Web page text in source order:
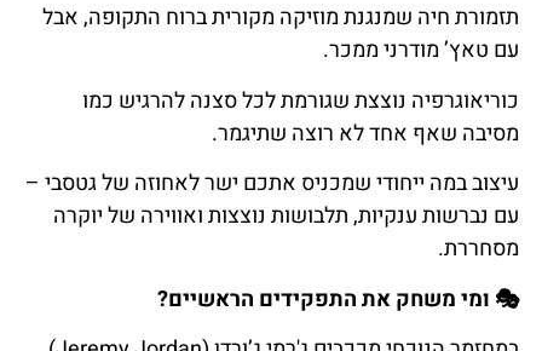
תזמורת חיה שמנגנת מוזיקה מקורית ברוח התקופה, אבל
עם טאץ’ מודרני ממכר.
כוריאוגרפיה נוצצת שגורמת לכל סצנה להרגיש כמו
מסיבה שאף אחד לא רוצה שתיגמר.
עיצוב במה ייחודי שמכניס אתכם ישר לאחוזה של גטסבי –
עם נברשות ענקיות, תלבושות נוצצות ואווירה של יוקרה
מסחררת.
🎭 ומימשחקאתהתפקידים הראשיים?